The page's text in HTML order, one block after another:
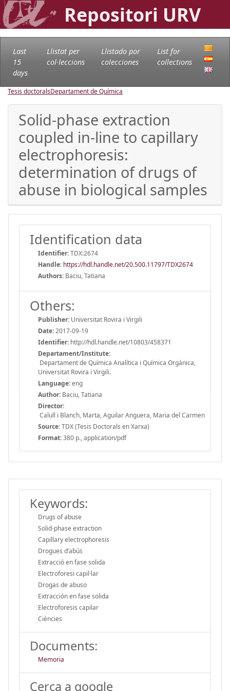
Repositori URV
Last
15
days
Llistat per
col·leccions
Llistado por
colecciones
List for
collections
Tesis doctoralsDepartament de Química
Solid-phase extraction
coupled in-line to capillary
electrophoresis:
determination of drugs of
abuse in biological samples
Identification data
Identifier:TDX:2674
Handle: https://hdl.handle.net/20.500.11797/TDX2674
Authors: Baciu, Tatiana
Others:
Publisher: Universitat Rovira i Virgili
Date:2017-09-19
Identifier: http://hdl.handle.net/10803/458371
Departament/Institute:
Departament de Química Analítica i Química Orgànica,
Universitat Rovira i Virgili.
Language:eng
Author: Baciu, Tatiana
Director:
Calull i Blanch, Marta, Aguilar Anguera, Maria del Carmen
Source:TDX (Tesis Doctorals en Xarxa)
Format:380 p., application/pdf
Keywords:
Drugs of abuse
Solid-phase extraction
Capillary electrophoresis
Drogues d’abús
Extracció en fase solida
Electroforesi capil·lar
Drogas de abuso
Extracción en fase solida
Electroforesis capilar
Ciències
Documents:
Memoria
Cerca a google